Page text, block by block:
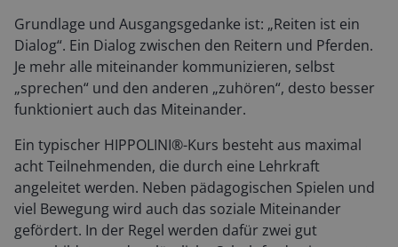
Grundlage und Ausgangsgedanke ist: „Reiten ist ein
Dialog“. Ein Dialog zwischen den Reitern und Pferden.
Je mehr alle miteinander kommunizieren, selbst
„sprechen“ und den anderen „zuhören“, desto besser
funktioniert auch das Miteinander.
Ein typischer HIPPOLINI®-Kurs besteht aus maximal
acht Teilnehmenden, die durch eine Lehrkraft
angeleitet werden. Neben pädagogischen Spielen und
viel Bewegung wird auch das soziale Miteinander
gefördert. In der Regel werden dafür zwei gut